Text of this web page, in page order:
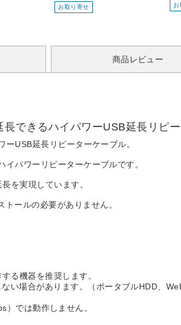
お取り寄せ お
商品レビュー
できるハイパワーUSB延長リピー
USB延長リピーターケーブル。
パワーリピーターケーブルです。
を実現しています。
ールの必要がありません。
る機器を推奨します。
い場合があります。（ポータブルHDD、
では動作しません。